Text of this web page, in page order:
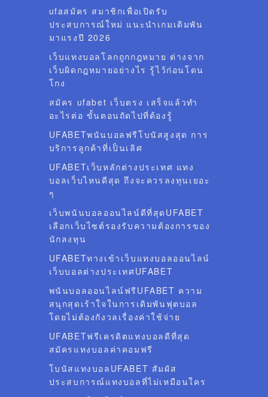
ufaสมัคร สมาชิกเพื่อเปิดรับ
ประสบการณ์ใหม่ แนะนำเกมเดิมพัน
มาแรงปี 2026
เว็บแทงบอลโลกถูกกฎหมาย ต่างจาก
เว็บผิดกฎหมายอย่างไร รู้ไว้ก่อนโดน
โกง
สมัคร ufabet เว็บตรง เสร็จแล้วทำ
อะไรต่อ ขั้นตอนถัดไปที่ต้องรู้
UFABETพนันบอลฟรีโบนัสสูงสุด การ
บริการลูกค้าที่เป็นเลิศ
UFABETเว็บหลักต่างประเทศ แทง
บอลเว็บไหนดีสุด ถึงจะควรลงทุนเยอะ
ๆ
เว็บพนันบอลออนไลน์ดีที่สุดUFABET
เลือกเว็บไซต์รองรับความต้องการของ
นักลงทุน
UFABETทางเข้าเว็บแทงบอลออนไลน์
เว็บบอลต่างประเทศUFABET
พนันบอลออนไลน์ฟรีUFABET ความ
สนุกสุดเร้าใจในการเดิมพันฟุตบอล
โดยไม่ต้องกังวลเรื่องค่าใช้จ่าย
UFABETฟรีเครดิตแทงบอลดีที่สุด
สมัครแทงบอลค่าคอมฟรี
โบนัสแทงบอลUFABET สัมผัส
ประสบการณ์แทงบอลที่ไม่เหมือนใคร